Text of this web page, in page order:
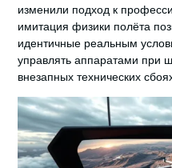
изменили подход к
имитация физики полёта
идентичные реальным
управлять аппаратами при
внезапных технических